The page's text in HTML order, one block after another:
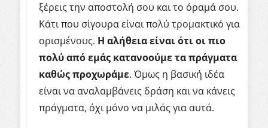
ξέρεις την αποστολή σου και το όραμά σου.
Κάτι που σίγουρα είναι πολύ τρομακτικό για
ορισμένους. Η αλήθεια είναι ότι οι πιο
πολύ από εμάς κατανοούμε τα πράγματα
καθώς προχωράμε. Όμως η βασική ιδέα
είναι να αναλαμβάνεις δράση και να κάνεις
πράγματα, όχι μόνο να μιλάς για αυτά.